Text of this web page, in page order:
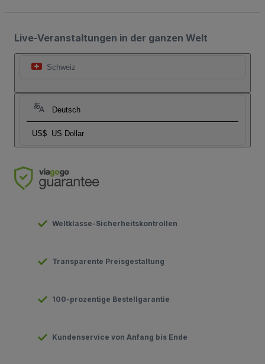
Live-Veranstaltungen in der ganzen Welt
Schweiz
Deutsch
US$ US Dollar
Weltklasse-Sicherheitskontrollen
Transparente Preisgestaltung
100-prozentige Bestellgarantie
Kundenservice von Anfang bis Ende